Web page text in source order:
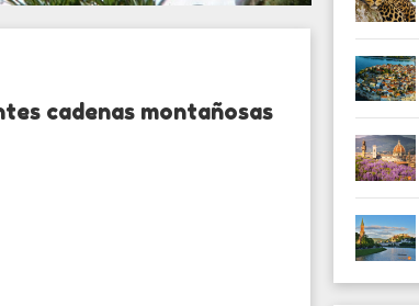
cadenas montañosas